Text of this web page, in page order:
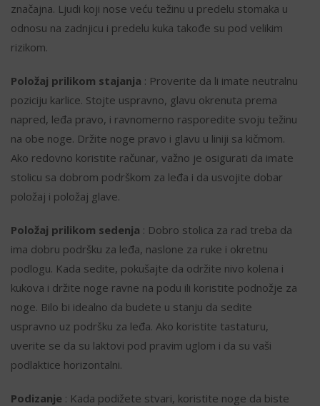
značajna. Ljudi koji nose veću težinu u predelu stomaka u
odnosu na zadnjicu i predelu kuka takođe su pod velikim
rizikom.
Položaj prilikom stajanja : Proverite da li imate neutralnu
poziciju karlice. Stojte uspravno, glavu okrenuta prema
napred, leđa pravo, i ravnomerno rasporedite svoju težinu
na obe noge. Držite noge pravo i glavu u liniji sa kičmom.
Ako redovno koristite računar, važno je osigurati da imate
stolicu sa dobrom podrškom za leđa i da usvojite dobar
položaj i položaj glave.
Položaj prilikom sedenja : Dobro stolica za rad treba da
ima dobru podršku za leđa, naslone za ruke i okretnu
podlogu. Kada sedite, pokušajte da održite nivo kolena i
kukova i držite noge ravne na podu ili koristite podnožje za
noge. Bilo bi idealno da budete u stanju da sedite
uspravno uz podršku za leđa. Ako koristite tastaturu,
uverite se da su laktovi pod pravim uglom i da su vaši
podlaktice horizontalni.
Podizanje : Kada podižete stvari, koristite noge da biste